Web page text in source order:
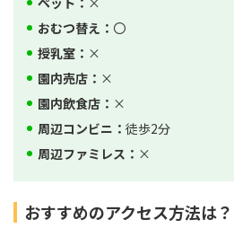
おむつ替え： 〇
授乳室： ×
園内売店： ×
園内飲食店： ×
周辺コンビニ： 徒歩2分
周辺ファミレス： ×
おすすめのアクセス方法は？